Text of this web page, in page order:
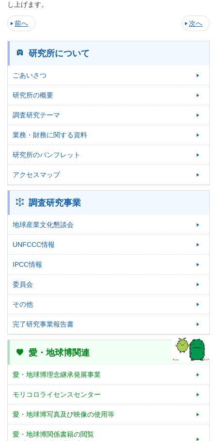
し上げます。
前へ 次へ
研究所について
ごあいさつ
研究所の概要
調査研究テーマ
業務・財務に関する資料
研究所のパンフレット
アクセスマップ
調査研究事業
地球産業文化懇談会
UNFCCC情報
IPCC情報
委員会
その他
完了研究事業報告書
愛・地球博関連
愛・地球博理念継承発展事業
モリコロライセンスセンター
愛・地球博写真及び映像の使用等
愛・地球博関係書籍の閲覧